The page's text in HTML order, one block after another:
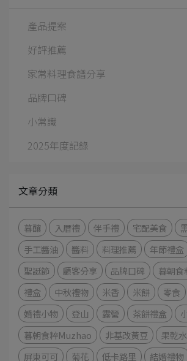
產品提案
好評推薦
家常料理食譜分享
品牌口碑
小常識
2025年度記錄
文章分類
暮釀 入厝禮 伴手禮 宅配美食
手工醬油
醬料 料理推薦 年節禮盒
聖誔節
顧客分享 品牌口碑 暮朝食
禮盒
中秋禮物 米香 米餅 零食
婚禮小物
登山 露營 茶餅禮盒
暮朝食粹Muzhao
非基改黃豆 果乾水
屏東可可
菊花 低卡路里 結婚禮物